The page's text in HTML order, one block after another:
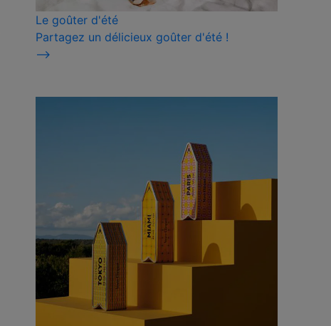
Le goûter d'été
Partagez un délicieux goûter d'été !
⟶